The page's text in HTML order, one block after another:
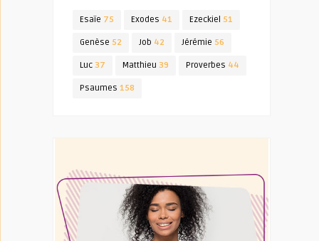
Esaïe 75 Exodes 41 Ezeckiel 51
Genèse 52 Job 42 Jérémie 56
Luc 37 Matthieu 39 Proverbes 44
Psaumes 158